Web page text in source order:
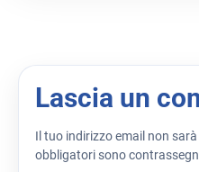
Lascia un
Il tuo indirizzo email non
obbligatori sono